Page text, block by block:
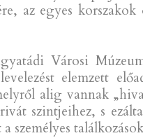
az egyes
Városi
elemzett
alig vannak
szintjeihez, s
személyes